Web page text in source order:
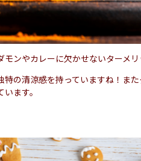
ンやカレーに欠かせないターメリ
の清涼感を持っていますね！ま
ます。